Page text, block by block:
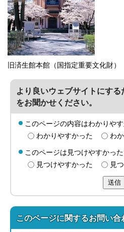
旧済生館本館（国指定重要文化財）
より良いウェブサイトにす
をお聞かせください。
このページの内容はわかりや
わかりやすかった
わ
このページは見つけやすかっ
見つけやすかった
見
送信
このページに関するお問い合